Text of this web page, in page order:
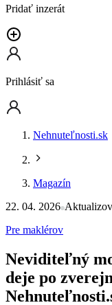
Pridať inzerát
Prihlásiť sa
Nehnuteľnosti.sk
Magazín
22. 04. 2026
Pre maklérov
Neviditeľný
deje po